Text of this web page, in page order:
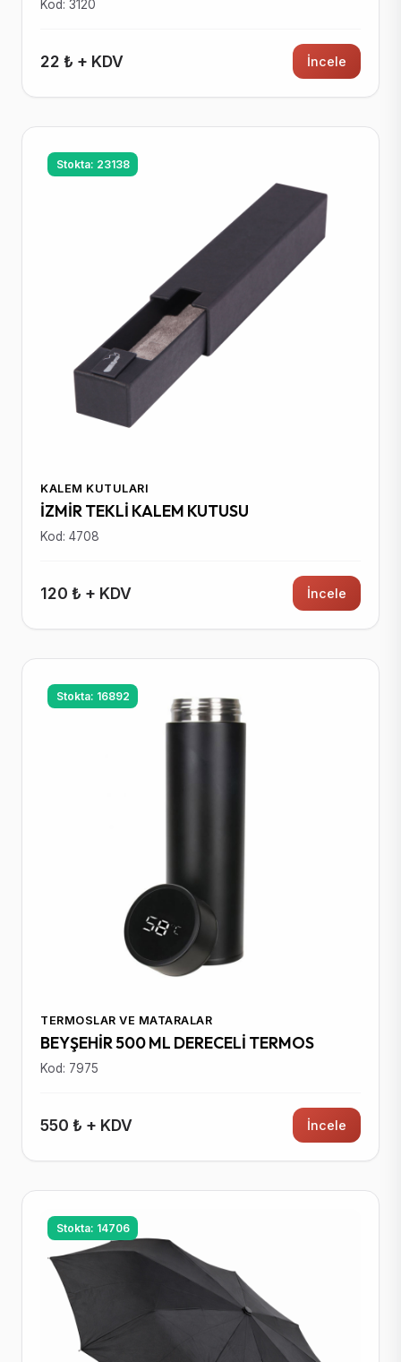
Kod: 3120
22 ₺ + KDV İncele
Stokta: 23138
KALEM KUTULARI
İZMİR TEKLİ KALEM KUTUSU
Kod: 4708
120 ₺ + KDV İncele
Stokta: 16892
TERMOSLAR VE MATARALAR
BEYŞEHİR 500 ML DERECELİ TERMOS
Kod: 7975
550 ₺ + KDV İncele
Stokta: 14706